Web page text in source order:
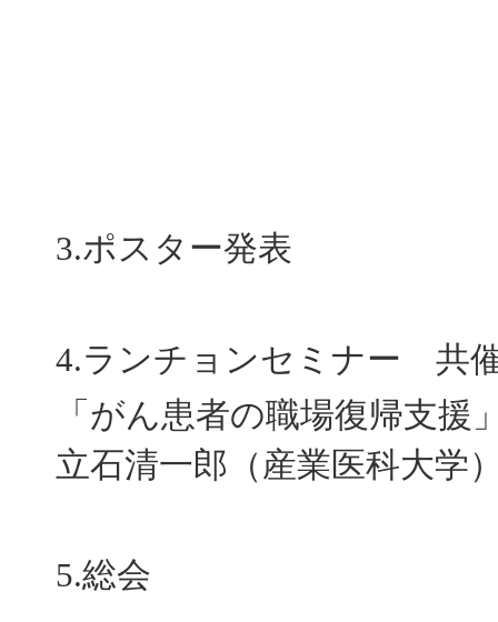
3.ポスター発表
4.ランチョンセミナー 共
「がん患者の職場復帰支援
立石清一郎（産業医科大学
5.総会